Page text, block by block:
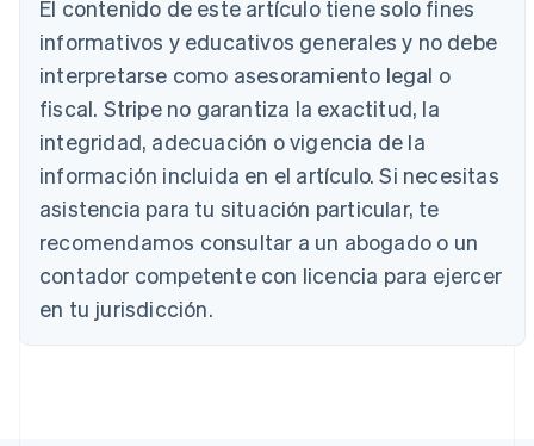
El contenido de este artículo tiene solo fines
informativos y educativos generales y no debe
interpretarse como asesoramiento legal o
fiscal. Stripe no garantiza la exactitud, la
integridad, adecuación o vigencia de la
información incluida en el artículo. Si necesitas
asistencia para tu situación particular, te
recomendamos consultar a un abogado o un
contador competente con licencia para ejercer
en tu jurisdicción.
English
Austria
DeutschEnglish
Bélgica
NederlandsFrançaisDeutschEnglish
Brasil
Português English
Bulgaria
English
Canadá
China continental
简体中文English